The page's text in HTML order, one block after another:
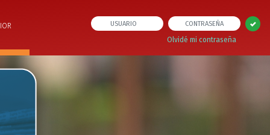
Olvidé mi contraseña